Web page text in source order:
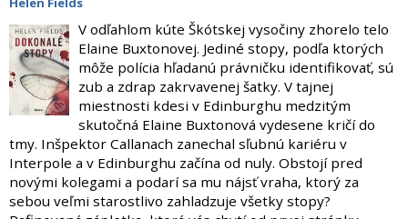
V odľahlom kúte Škótskej vysočiny zhorelo telo
Elaine Buxtonovej. Jediné stopy, podľa ktorých
môže polícia hľadanú právničku identifikovať, sú
zub a zdrap zakrvavenej šatky. V tajnej
miestnosti kdesi v Edinburghu medzitým
skutočná Elaine Buxtonová vydesene kričí do
tmy. Inšpektor Callanach zanechal sľubnú kariéru v
Interpole a v Edinburghu začína od nuly. Obstojí pred
novými kolegami a podarí sa mu nájsť vraha, ktorý za
sebou veľmi starostlivo zahladzuje všetky stopy?